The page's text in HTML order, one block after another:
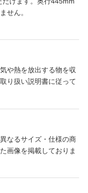
せん。
や熱を放出する物を収
り扱い説明書に従って
なるサイズ・仕様の商
画像を掲載しておりま